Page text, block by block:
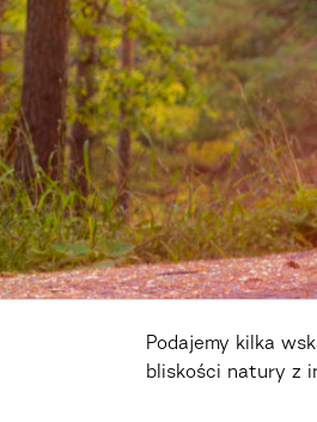
Podajemy kilka
bliskości natury z